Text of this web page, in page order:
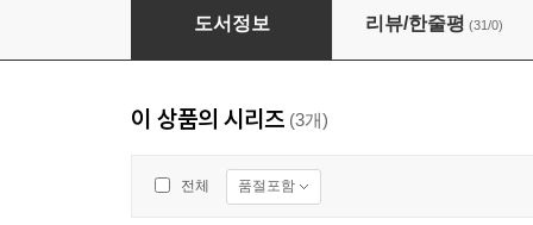
방과 후 미스터리 클럽 1 : 금붕어의 정체
도서정보 리뷰/한줄평 (31/0)
이 상품의 시리즈 (3개)
전체 품절포함